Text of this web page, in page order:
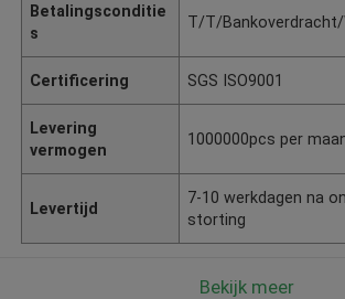
Betalingsconditie
s
T/T/
Certificering SGS ISO9001
Levering
vermogen
1000000pcs per
Levertijd
7-10 werkdagen na
storting
Bekijk meer